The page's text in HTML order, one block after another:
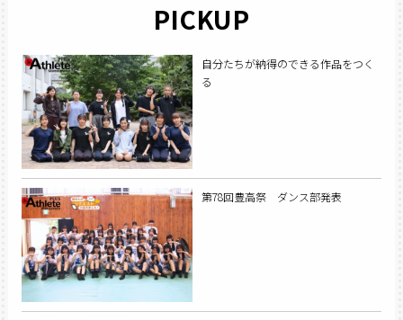
PICKUP
自分たちが納得のできる作品をつく
る
第78回豊高祭 ダンス部発表